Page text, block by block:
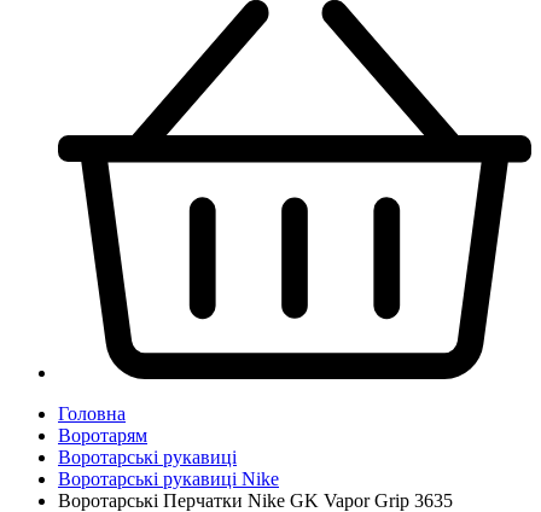
Головна
Воротарям
Воротарські рукавиці
Воротарські рукавиці Nike
Воротарські Перчатки Nike GK Vapor Grip 3635